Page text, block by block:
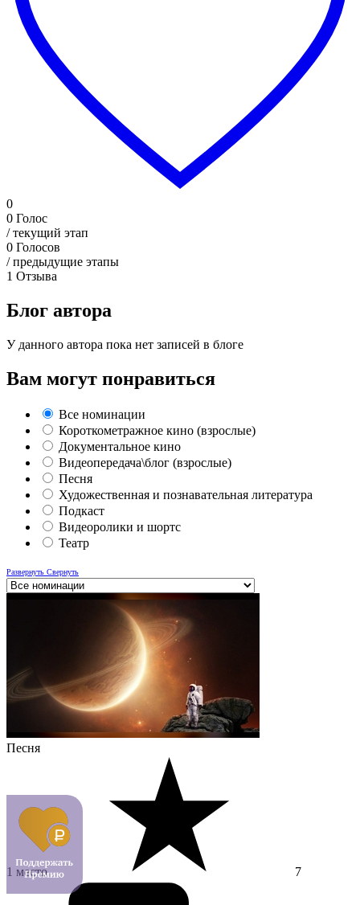
0
0 Голос
/ текущий этап
0 Голосов
/ предыдущие этапы
1 Отзыва
Блог автора
У данного автора пока нет записей в блоге
Вам могут понравиться
Все номинации
Короткометражное кино (взрослые)
Документальное кино
Видеопередача\блог (взрослые)
Песня
Художественная и познавательная литература
Подкаст
Видеоролики и шортс
Театр
Развернуть Свернуть
Песня
1 место 7